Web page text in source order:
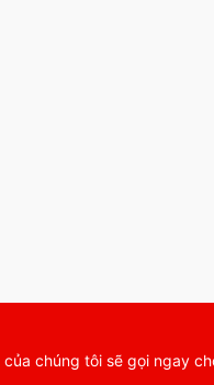
của chúng tôi sẽ gọi ngay